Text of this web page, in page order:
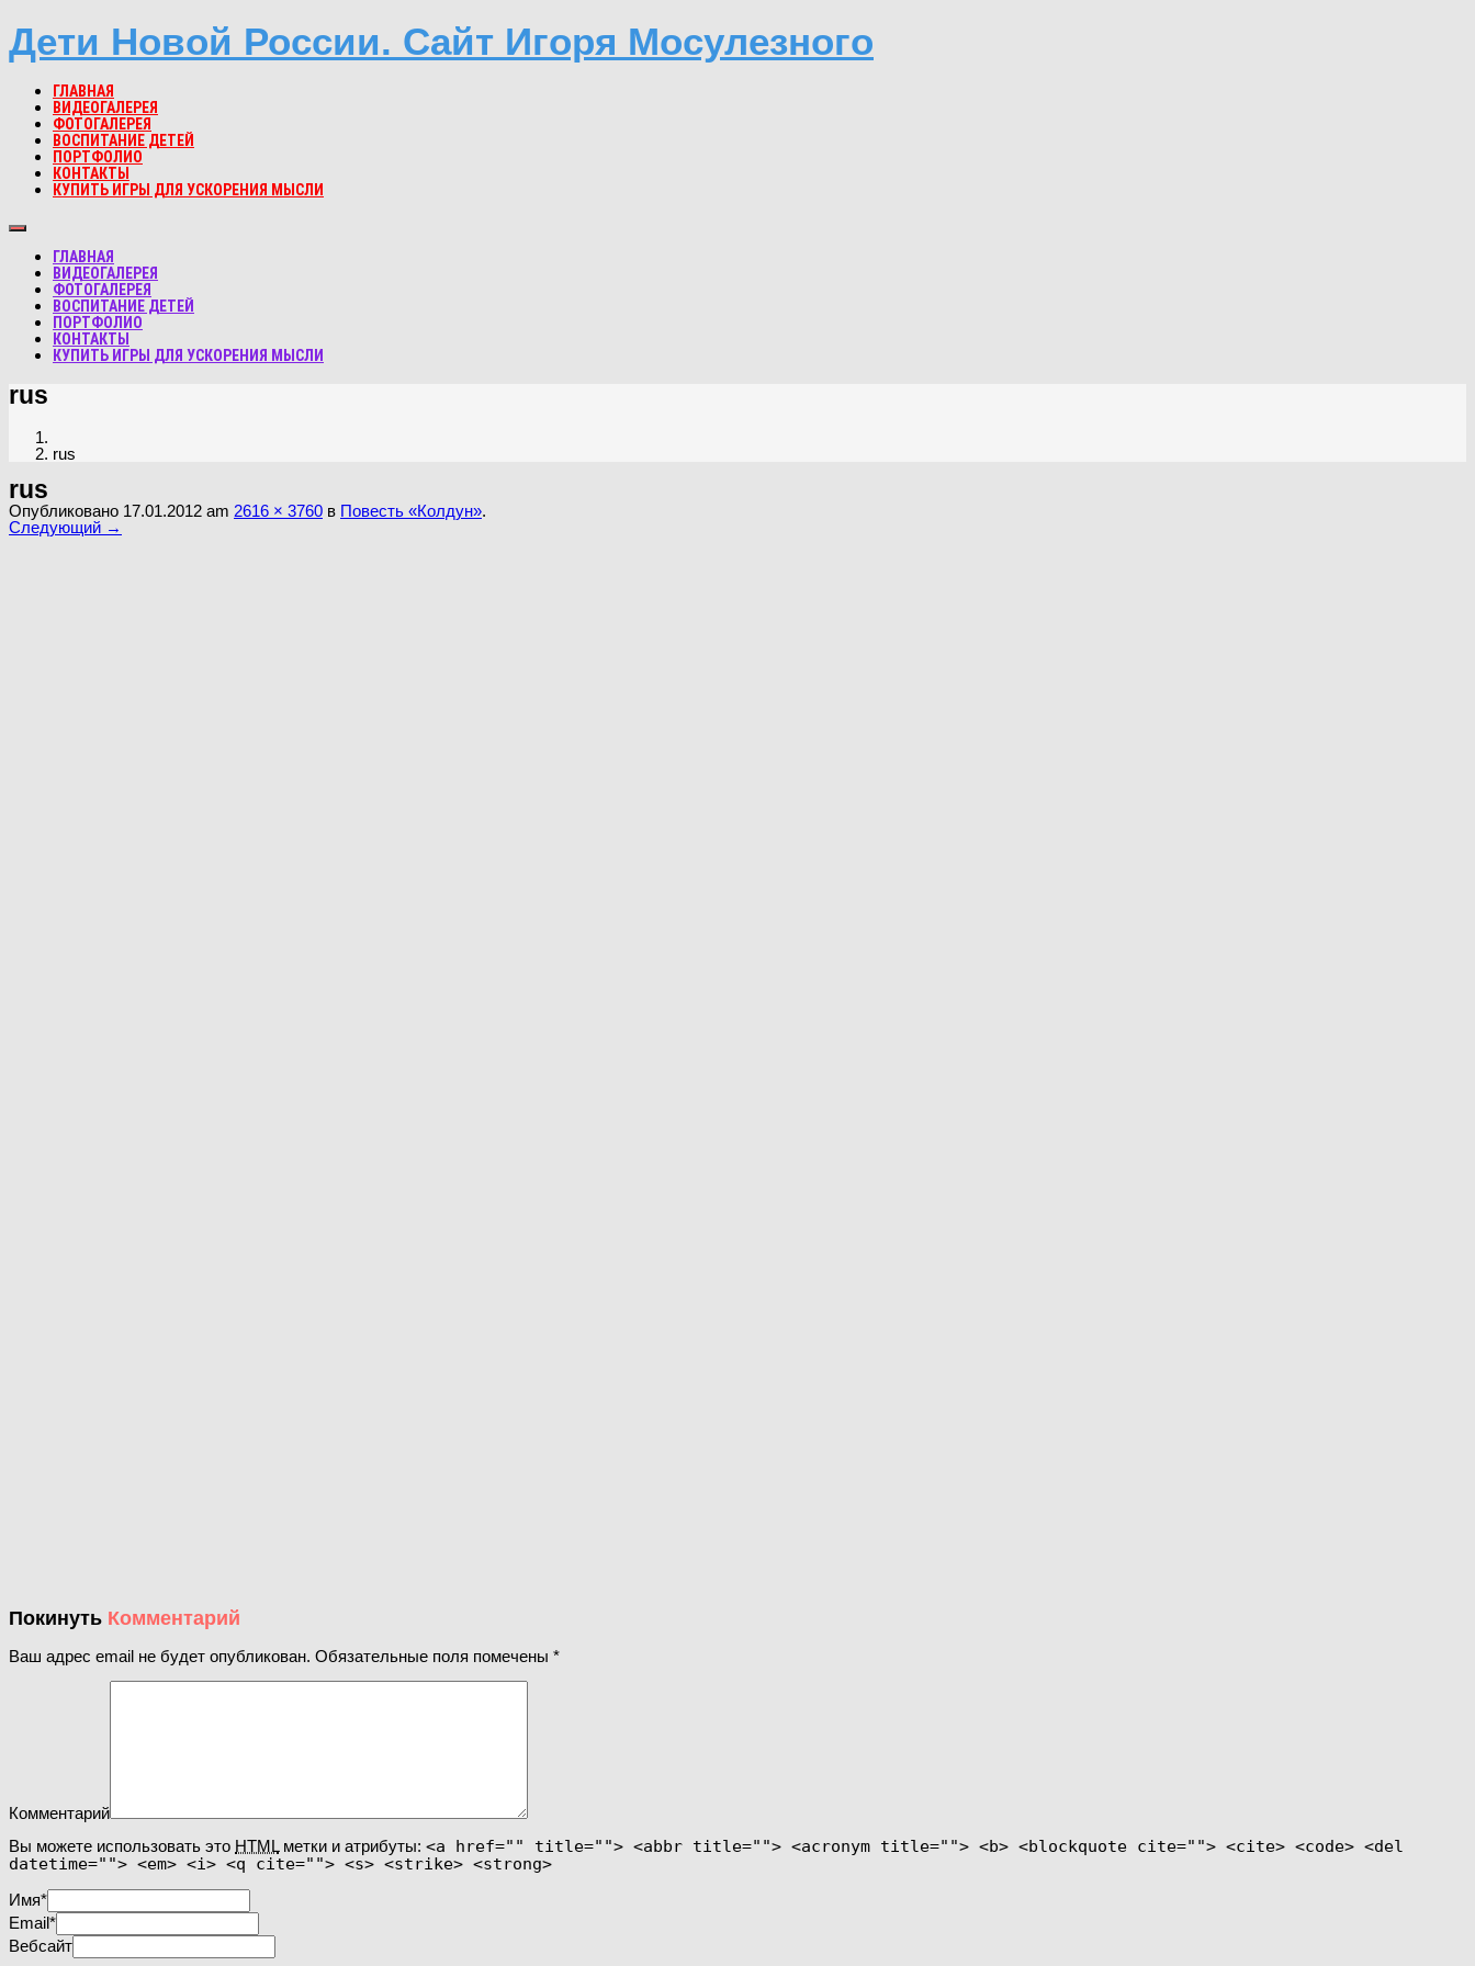
Дети Новой России. Сайт Игоря Мосулезного
ГЛАВНАЯ
ВИДЕОГАЛЕРЕЯ
ФОТОГАЛЕРЕЯ
ВОСПИТАНИЕ ДЕТЕЙ
ПОРТФОЛИО
КОНТАКТЫ
КУПИТЬ ИГРЫ ДЛЯ УСКОРЕНИЯ МЫСЛИ
ГЛАВНАЯ
ВИДЕОГАЛЕРЕЯ
ФОТОГАЛЕРЕЯ
ВОСПИТАНИЕ ДЕТЕЙ
ПОРТФОЛИО
КОНТАКТЫ
КУПИТЬ ИГРЫ ДЛЯ УСКОРЕНИЯ МЫСЛИ
rus
rus
rus
Опубликовано 17.01.2012 am 2616 × 3760 в Повесть «Колдун».
Следующий →
Покинуть Комментарий
Ваш адрес email не будет опубликован. Обязательные поля помечены *
Комментарий
Вы можете использовать это HTMLметки и атрибуты: <a href="" title=""> <abbr title=""> <acronym title=""> <b> <blockquote cite=""> <cite> <code> <del
datetime=""> <em> <i> <q cite=""> <s> <strike> <strong>
Имя*
Email*
Вебсайт